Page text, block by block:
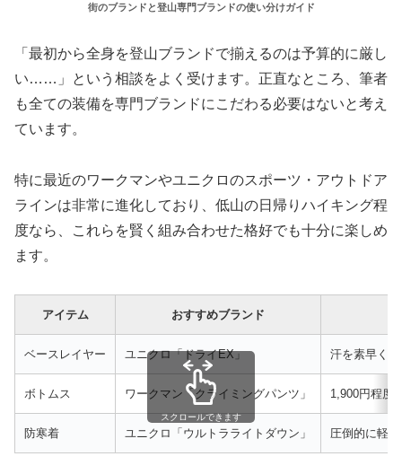
街のブランドと登山専門ブランドの使い分けガイド
「最初から全身を登山ブランドで揃えるのは予算的に厳し
い……」という相談をよく受けます。正直なところ、筆者
も全ての装備を専門ブランドにこだわる必要はないと考え
ています。
特に最近のワークマンやユニクロのスポーツ・アウトドア
ラインは非常に進化しており、低山の日帰りハイキング程
度なら、これらを賢く組み合わせた格好でも十分に楽しめ
ます。
アイテム おすすめブランド
ベースレイヤー ユニクロ「ドライEX」 汗を素早く
ボトムス ワークマン「クライミングパンツ」 1,900円程度
防寒着 ユニクロ「ウルトラライトダウン」 圧倒的に軽
スクロールできます